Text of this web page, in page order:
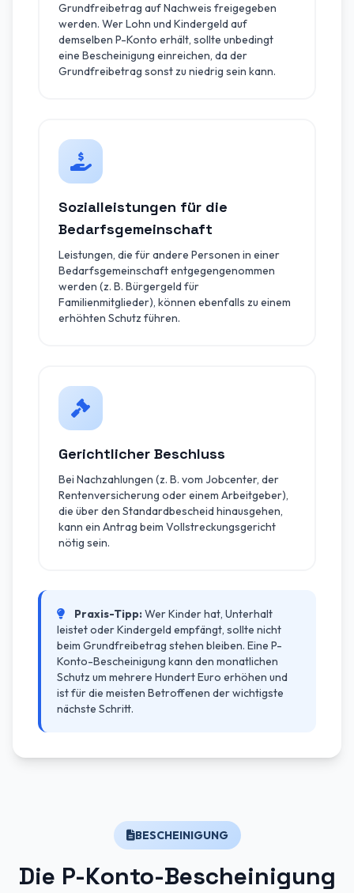
Grundfreibetrag auf Nachweis freigegeben
werden. Wer Lohn und Kindergeld auf
demselben P-Konto erhält, sollte unbedingt
eine Bescheinigung einreichen, da der
Grundfreibetrag sonst zu niedrig sein kann.
Sozialleistungen für die
Bedarfsgemeinschaft
Leistungen, die für andere Personen in einer
Bedarfsgemeinschaft entgegengenommen
werden (z. B. Bürgergeld für
Familienmitglieder), können ebenfalls zu einem
erhöhten Schutz führen.
Gerichtlicher Beschluss
Bei Nachzahlungen (z. B. vom Jobcenter, der
Rentenversicherung oder einem Arbeitgeber),
die über den Standardbescheid hinausgehen,
kann ein Antrag beim Vollstreckungsgericht
nötig sein.
Praxis-Tipp:Wer Kinder hat, Unterhalt
leistet oder Kindergeld empfängt, sollte nicht
beim Grundfreibetrag stehen bleiben. Eine P-
Konto-Bescheinigung kann den monatlichen
Schutz um mehrere Hundert Euro erhöhen und
ist für die meisten Betroffenen der wichtigste
nächste Schritt.
BESCHEINIGUNG
Die P-Konto-Bescheinigung